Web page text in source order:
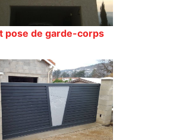
pose de garde-corps